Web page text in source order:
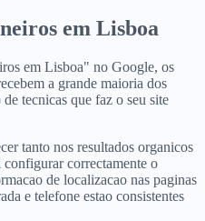
em Lisboa
em Lisboa" no Google, os
a grande maioria dos
tecnicas que faz o seu site
tanto nos resultados organicos
correctamente o
de localizacao nas paginas
e telefone estao consistentes